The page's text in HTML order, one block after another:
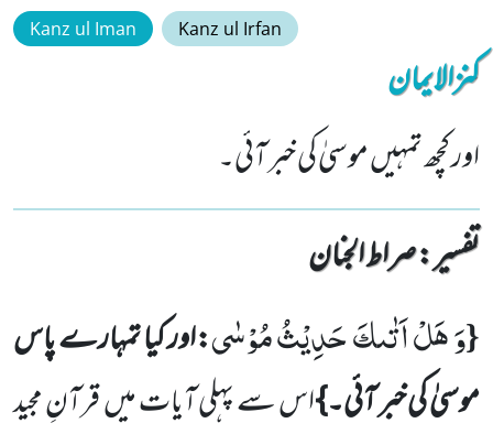
Kanz ul Iman Kanz ul Irfan
کنزالایمان
اور کچھ تمہیں موسیٰ کی خبر آئی۔
تفسیر : ‎صراط الجنان
{وَ هَلْ اَتٰىكَ حَدِیْثُ مُوْسٰى:اور کیا تمہارے پاس
موسیٰ کی خبر آئی۔}اس سے پہلی آیات میں قرآنِ مجید